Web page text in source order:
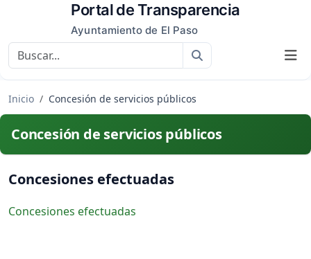
Portal de Transparencia
Ayuntamiento de El Paso
Inicio Concesión de servicios públicos
Concesión de servicios públicos
Concesiones efectuadas
Concesiones efectuadas